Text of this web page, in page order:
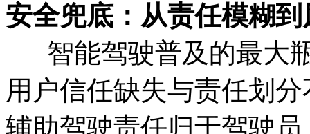
安全兜底：从责任模糊
智能驾驶普及的最大
用户信任缺失与责任划
辅助驾驶责任归于驾驶